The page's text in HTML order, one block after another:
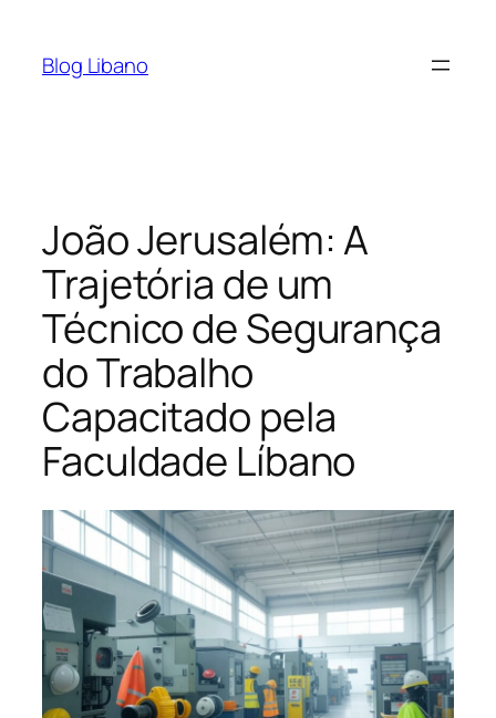
Blog Libano
João Jerusalém: A
Trajetória de um
Técnico de Segurança
do Trabalho
Capacitado pela
Faculdade Líbano